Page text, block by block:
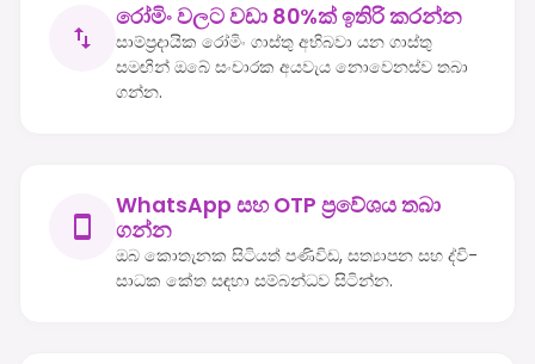
රෝමිං වලට වඩා 80%ක් ඉතිරි කරන්න
සාම්ප්‍රදායික රෝමිං ගාස්තු අභිබවා යන ගාස්තු
සමඟින් ඔබේ සංචාරක අයවැය නොවෙනස්ව තබා
ගන්න.
WhatsApp සහ OTP ප්‍රවේශය තබා
ගන්න
ඔබ කොතැනක සිටියත් පණිවිඩ, සත්‍යාපන සහ ද්වි-
සාධක කේත සඳහා සම්බන්ධව සිටින්න.